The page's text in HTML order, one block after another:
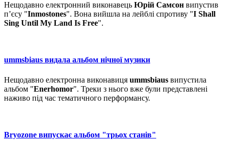
Нещодавно електронний виконавець Юрій Самсон випустив
п’єсу "Inmostones". Вона вийшла на лейблі спротиву "I Shall
Sing Until My Land Is Free".
ummsbiaus видала альбом нічної музики
Нещодавно електронна виконавиця ummsbiaus випустила
альбом "Enerhomor". Треки з нього вже були представлені
наживо під час тематичного перформансу.
Bryozone випускає альбом "трьох станів"